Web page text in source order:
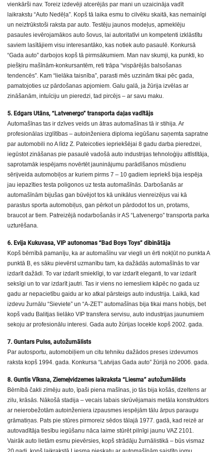
vienkārši nav. Toreiz izdevēji atcerējās par mani un uzaicināja vadīt
laikrakstu “Auto Nedēļa”. Kopš tā laika esmu to cilvēku skaitā, kas nemainīgi
un neiztrūkstoši raksta par auto. Testēju jaunos modeļus, apmeklēju
pasaules ievērojamākos auto šovus, lai autoritatīvi un kompetenti izklāstītu
saviem lasītājiem visu interesantāko, kas notiek auto pasaulē. Konkursā
“Gada auto” darbojos kopš tā pirmsākumiem. Man nav skumji, ka punkti, ko
piešķiru mašīnām-konkursantēm, reti trāpa “vispārējās balsošanas
tendencēs”. Kam “lielāka taisnība”, parasti mēs uzzinām tikai pēc gada,
pamatojoties uz pārdošanas apjomiem. Galu galā, ja žūrija izvēlas ar
zināšanām, intuīciju un pieredzi, tad pircējs – ar savu maku.
5. Edgars Utāns, “Latvenergo” transporta daļas vadītājs
Automašīnas tas ir dzīves veids un ātras automašīnas tā ir stihija. Ar
profesionālas izglītības – autoinženiera diploma iegūšanu saņemta sapratne
par automobili no A līdz Z. Pateicoties iepriekšējai 8 gadu darba pieredzei,
iegūstot zināšanas pie pasaulē vadošā auto industrijas tehnoloģiju attīstītāja,
saprotamāk iespējams novērtēt jauninājumu parādīšanos mūsdienu
sērijveida automobiļos ar kuriem pirms 7 – 10 gadiem iepriekš bija iespēja
jau iepazīties testa poligonos uz testa automašīnās. Darbošanās ar
automašīnām bijušas gan būvējot tos kā unikālus vienreizējus vai kā
parastus sporta automobiļus, gan pērkot un pārdodot tos un, protams,
braucot ar tiem. Patreizējā nodarbošanās ir AS “Latvenergo” transporta parka
uzturēšana.
6. Evija Kukuvasa, VIP autonomas “Bad Boys Toys” dibinātāja
Kopš bērnībā pamanīju, ka ar automašīnu var viegli un ērti nokļūt no punkta A
punktā B, es sāku pievērst uzmanību tam, ka dažādās automašīnās to var
izdarīt dažādi. To var izdarīt smieklīgi, to var izdarīt eleganti, to var izdarīt
seksīgi un to var izdarīt jautri. Tas ir viens no iemesliem kāpēc no gada uz
gadu ar nepacietību gaidu ar ko atkal pārsteigs auto industrija. Laikā, kad
izdevu žurnālu “Sieviete” un “A-ZET” automašīnas bija tikai mans hobijs, bet
kopš vadu Balitjas lielāko VIP transfera servisu, auto industrijas jaunumiem
sekoju ar profesionālu interesi. Gada auto žūrijas locekle kopš 2002. gada.
7. Guntars Pulss, autožurnālists
Par autosportu, automobiļiem un citu tehniku dažādos preses izdevumos
raksta kopš 1994. gada. Konkursa “Latvijas Gada auto” žūrijā no 2006. gada.
8. Guntis Vīksna, Ziemeļvidzemes laikraksta “Liesma” autožurnālists
Bērnībā čakli zīmēju auto, īpaši piena mašīnas, jo tās bija košās, dzeltens ar
zilu, krāsās. Nākošā stadija – vecais labais skrūvējamais metāla konstruktors
ar neierobežotām autoinženiera izpausmes iespējām tālu ārpus paraugu
grāmatiņas. Pats pie stūres pirmoreiz sēdos tālajā 1977. gadā, kad reizē ar
autovadītāja tiesību iegūšanu nāca laime stūrēt pilnīgi jaunu VAZ 2101.
Vairāk auto lietām esmu pievērsies, kopš strādāju žurnālistikā – būs vismaz